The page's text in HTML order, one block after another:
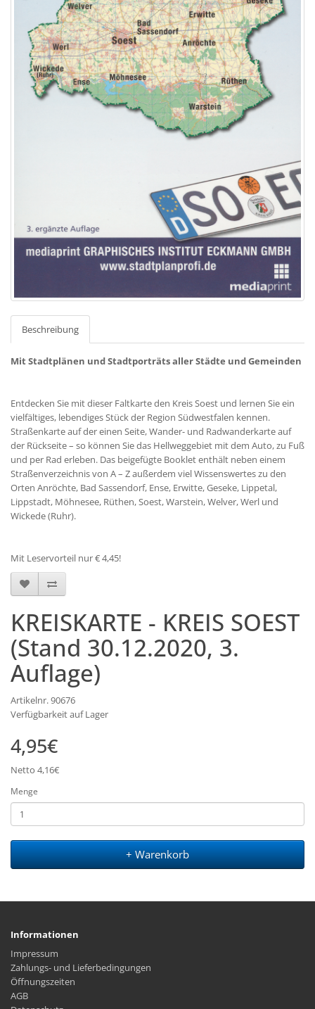
Beschreibung
Mit Stadtplänen und Stadtporträts aller Städte und Gemeinden
Entdecken Sie mit dieser Faltkarte den Kreis Soest und lernen Sie ein
vielfältiges, lebendiges Stück der Region Südwestfalen kennen.
Straßenkarte auf der einen Seite, Wander- und Radwanderkarte auf
der Rückseite – so können Sie das Hellweggebiet mit dem Auto, zu Fuß
und per Rad erleben. Das beigefügte Booklet enthält neben einem
Straßenverzeichnis von A – Z außerdem viel Wissenswertes zu den
Orten Anröchte, Bad Sassendorf, Ense, Erwitte, Geseke, Lippetal,
Lippstadt, Möhnesee, Rüthen, Soest, Warstein, Welver, Werl und
Wickede (Ruhr).
Mit Leservorteil nur € 4,45!
KREISKARTE - KREIS SOEST
(Stand 30.12.2020, 3.
Auflage)
Artikelnr. 90676
Verfügbarkeit auf Lager
4,95€
Netto 4,16€
Menge
+ Warenkorb
Informationen
Impressum
Zahlungs- und Lieferbedingungen
Öffnungszeiten
AGB